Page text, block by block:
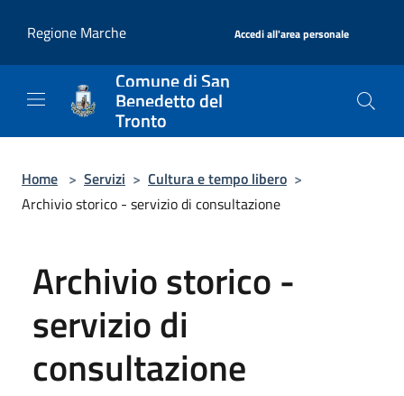
Regione Marche
Accedi all'area personale
Comune di San
Benedetto del
Tronto
Home > Servizi > Cultura e tempo libero >
Archivio storico - servizio di consultazione
Archivio storico -
servizio di
consultazione